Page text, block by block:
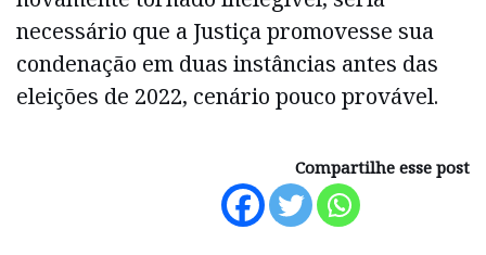
necessário que a Justiça promovesse sua
condenação em duas instâncias antes das
eleições de 2022, cenário pouco provável.
Compartilhe esse post